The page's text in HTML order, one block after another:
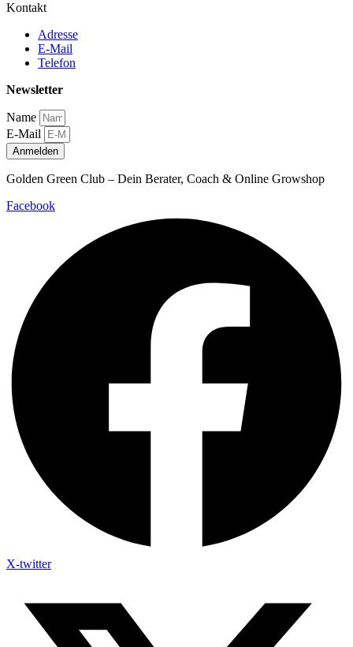
Kontakt
Adresse
E-Mail
Telefon
Newsletter
Name
E-Mail
Anmelden
Golden Green Club – Dein Berater, Coach & Online Growshop
Facebook
X-twitter